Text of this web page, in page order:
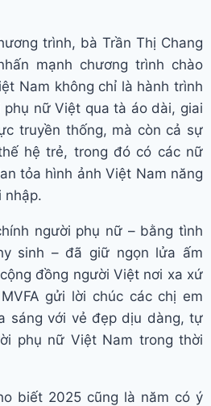
trình, bà Trần Thị Chang
mạnh chương trình chào
Nam không chỉ là hành trình
nữ Việt qua tà áo dài, giai
truyền thống, mà còn cả sự
hệ trẻ, trong đó có các nữ
tỏa hình ảnh Việt Nam năng
nhập.
người phụ nữ – bằng tình
sinh – đã giữ ngọn lửa ấm
đồng người Việt nơi xa xứ
gửi lời chúc các chị em
sáng với vẻ đẹp dịu dàng, tự
phụ nữ Việt Nam trong thời
biết 2025 cũng là năm có ý